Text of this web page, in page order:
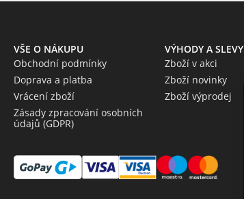
VŠE O NÁKUPU
Obchodní podmínky
Doprava a platba
Vrácení zboží
Zásady zpracování osobních
údajů (GDPR)
VÝHODY A SLEVY
Zboží v akci
Zboží novinky
Zboží výprodej